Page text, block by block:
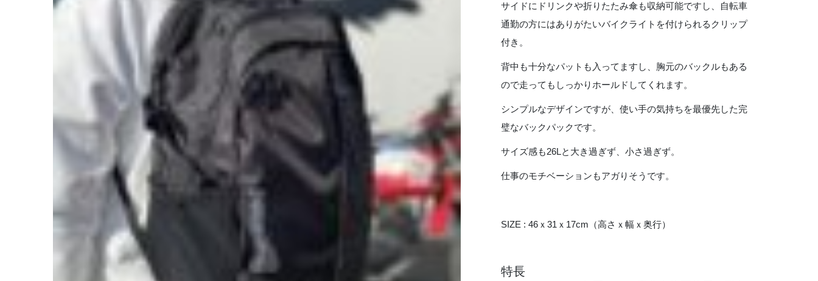
サイドにドリンクや折りたたみ傘も収納可能ですし、自転車
通勤の方にはありがたいバイクライトを付けられるクリップ
付き。
背中も十分なパットも入ってますし、胸元のバックルもある
ので走ってもしっかりホールドしてくれます。
シンプルなデザインですが、使い手の気持ちを最優先した完
璧なバックパックです。
サイズ感も26Lと大き過ぎず、小さ過ぎず。
仕事のモチベーションもアガりそうです。
SIZE : 46ｘ31ｘ17cm（高さｘ幅ｘ奥行）
特長